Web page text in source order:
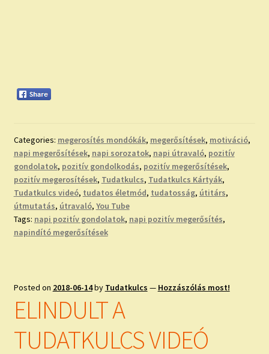
Categories: megerosítés mondókák, megerősítések, motiváció,
napi megerősítések, napi sorozatok, napi útravaló, pozitív
gondolatok, pozitív gondolkodás, pozitív megerősítések,
pozitív megerosítések, Tudatkulcs, Tudatkulcs Kártyák,
Tudatkulcs videó, tudatos életmód, tudatosság, útitárs,
útmutatás, útravaló, You Tube
Tags: napi pozitív gondolatok, napi pozitív megerősítés,
napindító megerősítések
Posted on 2018-06-14by Tudatkulcs — Hozzászólás most!
ELINDULT A
TUDATKULCS VIDEÓ